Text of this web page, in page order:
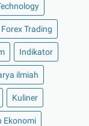
Forex Trading
Indikator
ilmiah
Kuliner
Ekonomi